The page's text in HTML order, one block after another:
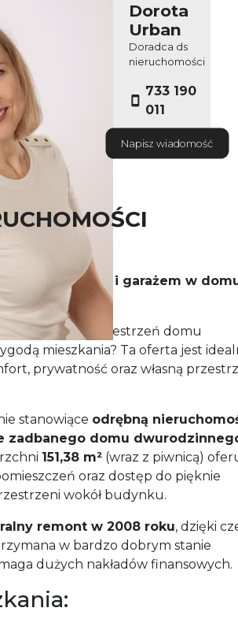
Dorota
Urban
Doradca ds
nieruchomości
733 190
011
Napisz wiadomość
z ogrodem i garażem w
która łączy przestrzeń domu
mieszkania? Ta oferta jest
prywatność oraz własną
stanowiące odrębną
zadbanego domu
151,38 m² (wraz z piwnicą)
oraz dostęp do pięknie
wokół budynku.
remont w 2008 roku, dzięki
w bardzo dobrym stanie
dużych nakładów finansowych.